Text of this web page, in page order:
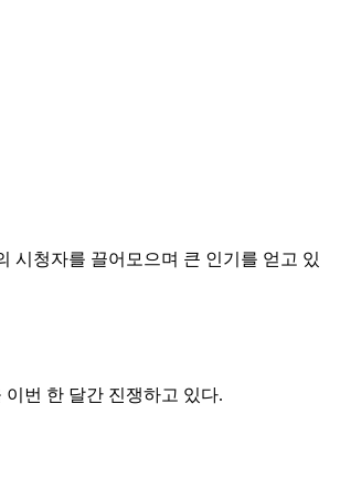
시청자를 끌어모으며 큰 인기를 얻고 있
번 한 달간 진쟁하고 있다.